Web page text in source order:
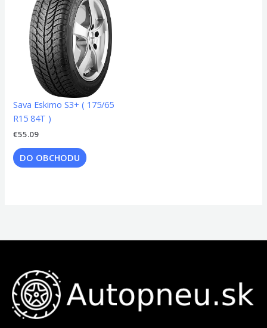
Sava Eskimo S3+ ( 175/65
R15 84T )
€55.09
DO OBCHODU